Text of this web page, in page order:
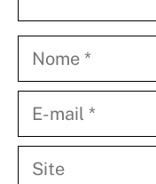
mail